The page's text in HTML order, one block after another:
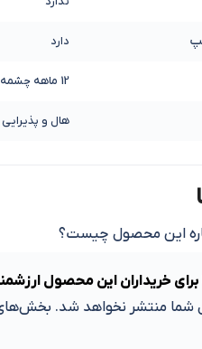
دارد
12 ماهه چشمه نور
هال و پذیرایی
این محصول چیست؟
برای خریداران این محصول
شما منتشر نخواهد شد. بخش‌های